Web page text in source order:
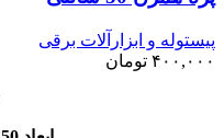
پیستوله و ابزارآلات برقی
۴۰۰,۰۰۰ تومان